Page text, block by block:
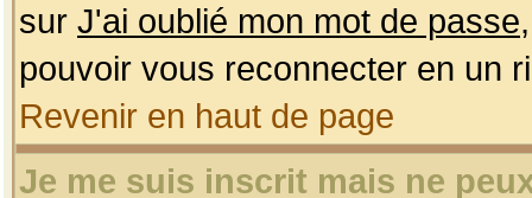
sur J'ai oublié mon mot de passe
pouvoir vous reconnecter en un
Revenir en haut de page
Je me suis inscrit mais ne